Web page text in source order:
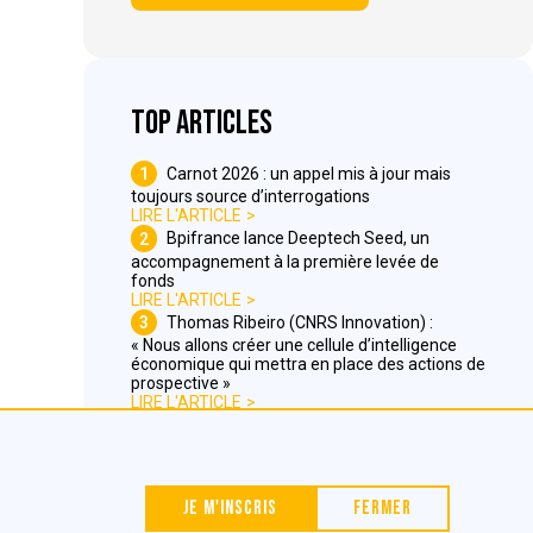
Top articles
1
Carnot 2026 : un appel mis à jour mais
toujours source d’interrogations
LIRE L'ARTICLE
2
Bpifrance lance Deeptech Seed, un
accompagnement à la première levée de
fonds
LIRE L'ARTICLE
3
Thomas Ribeiro (CNRS Innovation) :
« Nous allons créer une cellule d’intelligence
économique qui mettra en place des actions de
prospective »
LIRE L'ARTICLE
Nous contacter
Je m'inscris Fermer